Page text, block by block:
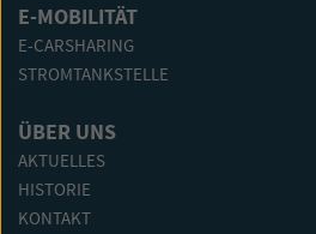
E-MOBILITÄT
E-CARSHARING
STROMTANKSTELLE
ÜBER UNS
AKTUELLES
HISTORIE
KONTAKT